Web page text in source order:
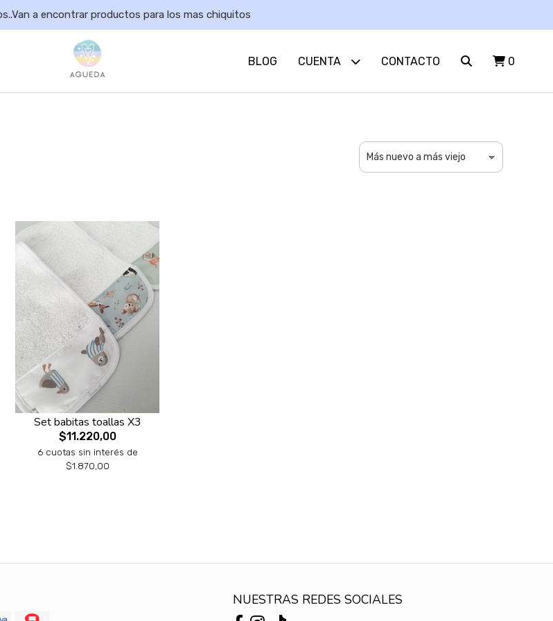
a encontrar productos para los mas chiquitos
BLOG CUENTA CONTACTO 0
Set babitas toallas X3
$11.220,00
6 cuotas sin interés de
$1.870,00
NUESTRAS REDES SOCIALES